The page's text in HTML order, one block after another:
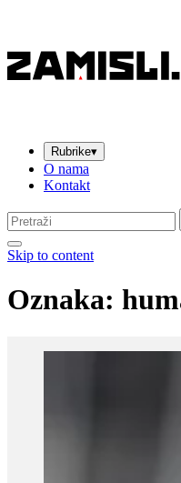
Rubrike▾
O nama
Kontakt
Pretraga:
Skip to content
Oznaka: